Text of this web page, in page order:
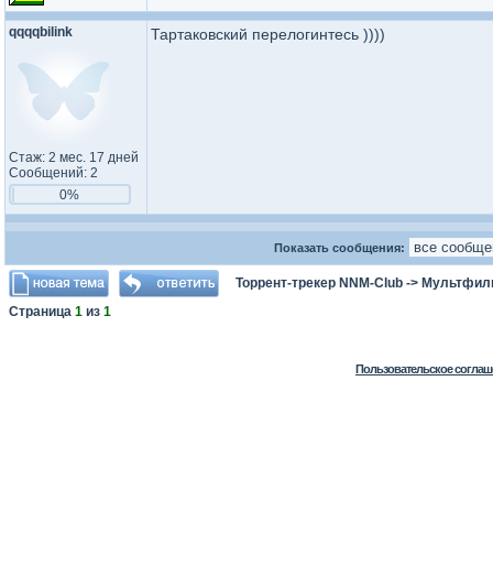
qqqqbilink
Стаж: 2 мес. 17 дней
Сообщений: 2
0%
Тартаковский перелогинтесь ))))
Показать сообщения:
Торрент-трекер NNM-Club ->
Страница 1 из 1
Пользовательское